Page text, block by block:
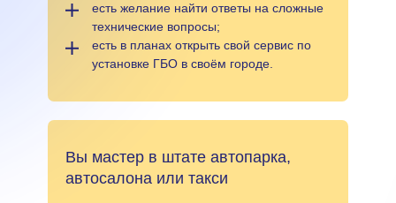
Вы мастер в штате автопарка,
автосалона или такси
есть желание найти ответы на сложные
технические вопросы;
есть в планах открыть свой сервис по
установке ГБО в своём городе.